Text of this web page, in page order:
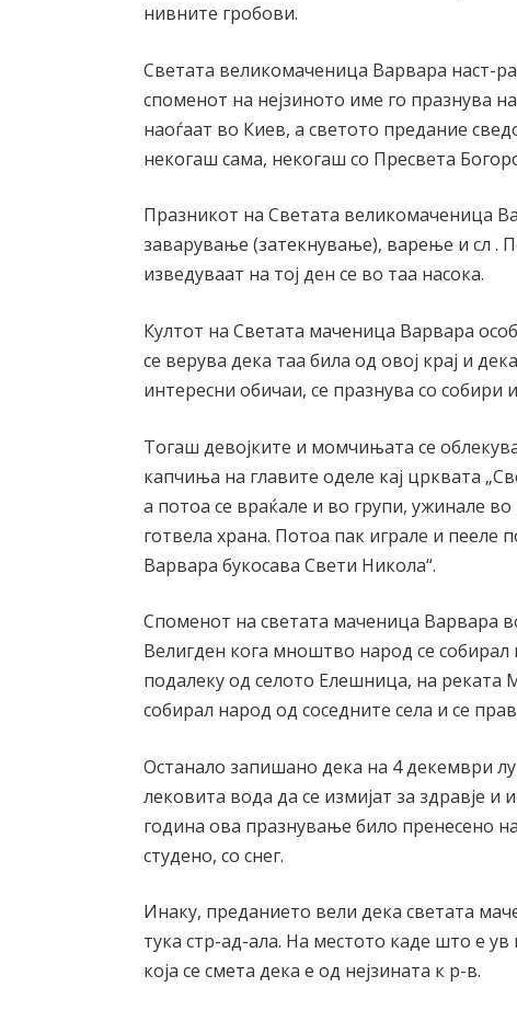
нивните гробови.
Светата великомаченица Варвара наст-
споменот на нејзиното име го празнува
наоѓаат во Киев, а светото предание
некогаш сама, некогаш со Пресвета
Празникот на Светата великомаченица
заварување (затекнување), варење и сл .
изведуваат на тој ден се во таа насока.
Култот на Светата маченица Варвара
се верува дека таа била од овој крај и
интересни обичаи, се празнува со собири
Тогаш девојките и момчињата се
капчиња на главите оделе кај црквата
а потоа се враќале и во групи, ужинале
готвела храна. Потоа пак играле и пееле
Варвара букосава Свети Никола“.
Споменот на светата маченица Варвара
Велигден кога мноштво народ се
подалеку од селото Елешница, на реката
собирал народ од соседните села и се
Останало запишано дека на 4 декември
лековита вода да се измијат за здравје
година ова празнување било пренесено
студено, со снег.
Инаку, преданието вели дека светата
тука стр-ад-ала. На местото каде што е
која се смета дека е од нејзината к р-в.